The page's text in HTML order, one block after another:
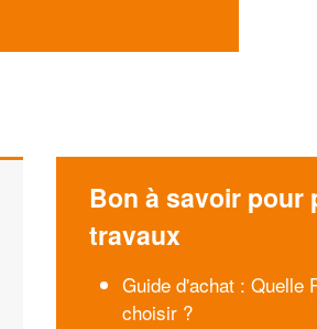
Bon à savoir pour
travaux
Guide d'achat : Quelle
choisir ?